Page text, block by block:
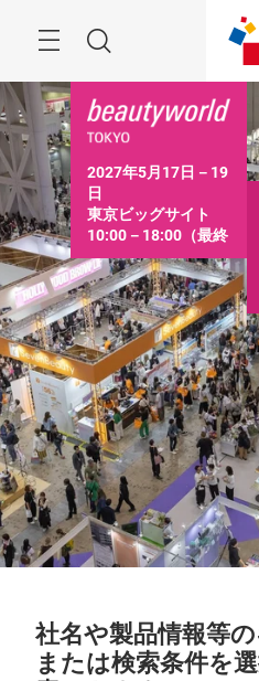
す
る
索
2027年5月17日－19
日
東京ビッグサイト
10:00－18:00（最終
日は16:30まで）
社名や製品情報等の
または検索条件を